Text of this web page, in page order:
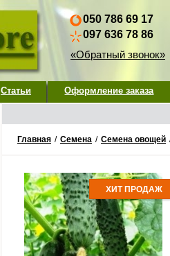
050 786 69 17
097 636 78 86
«Обратный звонок»
Статьи Оформление заказа
Главная / Семена / Семена овощей
ХИТ ПРОДАЖ